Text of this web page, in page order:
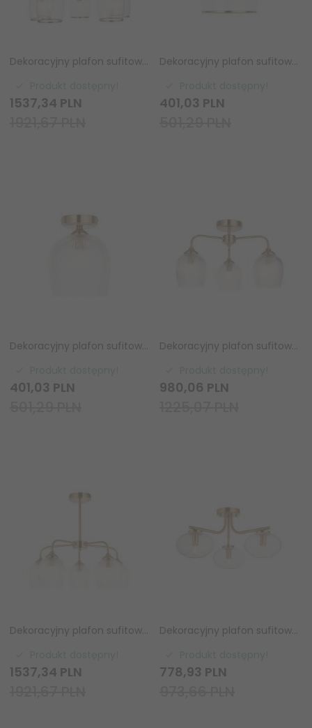
Dekoracyjny plafon sufitowy pięciopłomienny designerski szklane klosze mosiądz Ashcroft 120618 ENDON
1537,34 PLN
Dekoracyjny plafon sufitowy designerski szklany klosz mosiądz Ashcroft 120622 ENDON
401,03 PLN
Dekoracyjny plafon sufitowy designerski szklany klosz prążkowy mosiądz Ashcroft 120623 ENDON
401,03 PLN
Dekoracyjny plafon sufitowy potrójny designerski szklane klosze prążkowe mosiądz Ashcroft 120617 ENDON
980,06 PLN
Dekoracyjny plafon sufitowy pięciopłomienny designerski szklane klosze prążkowe mosiądz Ashcroft 120619 ENDON
1537,34 PLN
Dekoracyjny plafon sufitowy potrójny vintage designerski szklane klosze kule mosiądz Jacob 118507 ENDON
778,93 PLN